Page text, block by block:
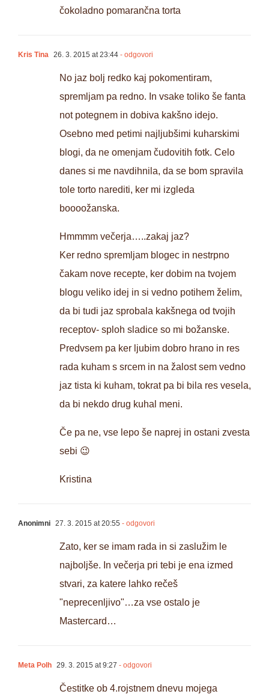
čokoladno pomarančna torta
Kris Tina 26. 3. 2015 at 23:44 - odgovori
No jaz bolj redko kaj pokomentiram,
spremljam pa redno. In vsake toliko še fanta
not potegnem in dobiva kakšno idejo.
Osebno med petimi najljubšimi kuharskimi
blogi, da ne omenjam čudovitih fotk. Celo
danes si me navdihnila, da se bom spravila
tole torto narediti, ker mi izgleda
boooožanska.
Hmmmm večerja…..zakaj jaz?
Ker redno spremljam blogec in nestrpno
čakam nove recepte, ker dobim na tvojem
blogu veliko idej in si vedno potihem želim,
da bi tudi jaz sprobala kakšnega od tvojih
receptov- sploh sladice so mi božanske.
Predvsem pa ker ljubim dobro hrano in res
rada kuham s srcem in na žalost sem vedno
jaz tista ki kuham, tokrat pa bi bila res vesela,
da bi nekdo drug kuhal meni.
Če pa ne, vse lepo še naprej in ostani zvesta
sebi 😉
Kristina
Anonimni 27. 3. 2015 at 20:55 - odgovori
Zato, ker se imam rada in si zaslužim le
najboljše. In večerja pri tebi je ena izmed
stvari, za katere lahko rečeš
"neprecenljivo"…za vse ostalo je
Mastercard…
Meta Polh 29. 3. 2015 at 9:27 - odgovori
Čestitke ob 4.rojstnem dnevu mojega